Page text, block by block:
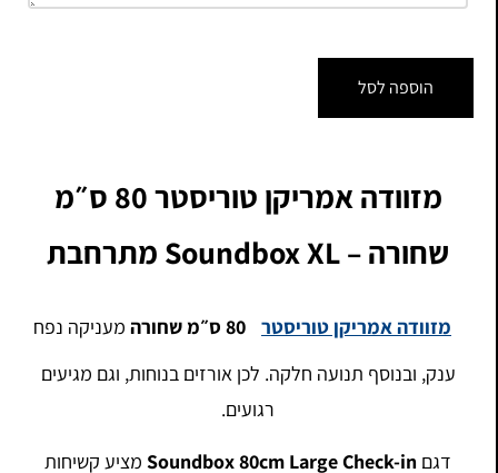
הוספה לסל
מזוודה אמריקן טוריסטר 80 ס״מ
שחורה – Soundbox XL מתרחבת
מזוודה אמריקן טוריסטר
מעניקה נפח
ענק, ובנוסף תנועה חלקה. לכן אורזים בנוחות, וגם מגיעים
רגועים.
דגם Soundbox 80cm Large Check-inמציע קשיחות